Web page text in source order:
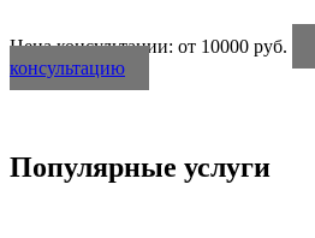
Цена консультации: от 10000 руб.
консультацию
Популярные услуги